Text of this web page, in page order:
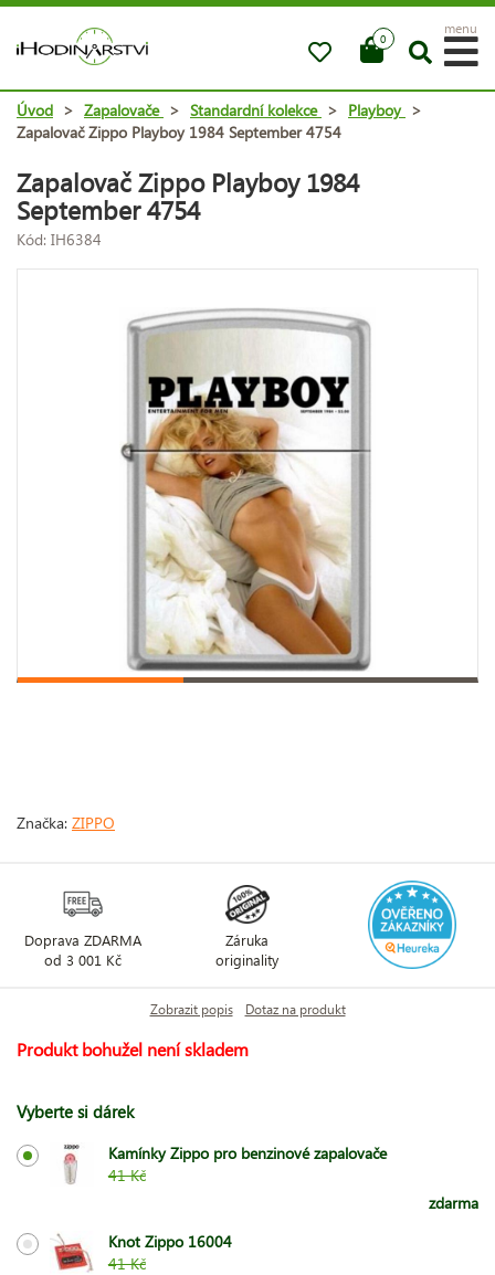
0
menu
Úvod > Zapalovače > Standardní kolekce > Playboy >
Zapalovač Zippo Playboy 1984 September 4754
Zapalovač Zippo Playboy 1984
September 4754
Kód: IH6384
Značka: ZIPPO
Doprava ZDARMA
od 3 001 Kč
Záruka
originality
Zobrazit popis Dotaz na produkt
Produkt bohužel není skladem
Vyberte si dárek
Kamínky Zippo pro benzinové zapalovače
41 Kč
zdarma
Knot Zippo 16004
41 Kč